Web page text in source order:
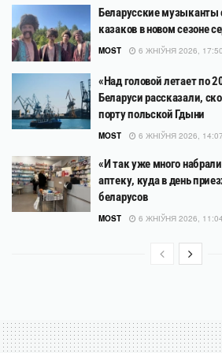
Беларусские музыканты
казаков в новом сезоне
MOST 6 ЖНІЎНЯ 2026, 17:50
«Над головой летает по
Беларуси рассказали,
порту польской Гдыни
MOST 6 ЖНІЎНЯ 2026, 14:07
«И так уже много
аптеку, куда в день
беларусов
MOST 6 ЖНІЎНЯ 2026, 11:04